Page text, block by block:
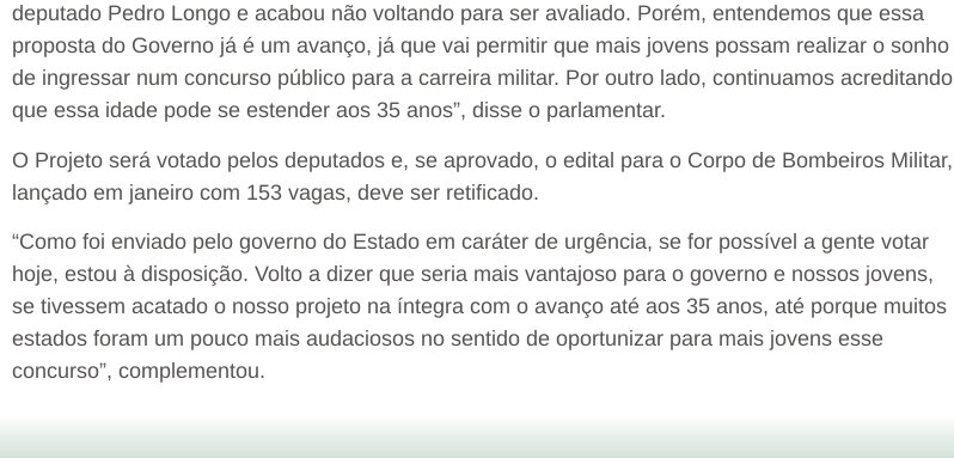
deputado Pedro Longo e acabou não voltando para ser avaliado. Porém, entendemos que essa
proposta do Governo já é um avanço, já que vai permitir que mais jovens possam realizar o sonho
de ingressar num concurso público para a carreira militar. Por outro lado, continuamos acreditando
que essa idade pode se estender aos 35 anos”, disse o parlamentar.
O Projeto será votado pelos deputados e, se aprovado, o edital para o Corpo de Bombeiros Militar,
lançado em janeiro com 153 vagas, deve ser retificado.
“Como foi enviado pelo governo do Estado em caráter de urgência, se for possível a gente votar
hoje, estou à disposição. Volto a dizer que seria mais vantajoso para o governo e nossos jovens,
se tivessem acatado o nosso projeto na íntegra com o avanço até aos 35 anos, até porque muitos
estados foram um pouco mais audaciosos no sentido de oportunizar para mais jovens esse
concurso”, complementou.